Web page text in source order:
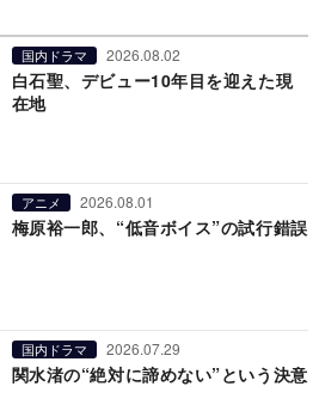
国内ドラマ 2026.08.02
白石聖、デビュー10年目を迎えた現
在地
アニメ 2026.08.01
梅原裕一郎、“低音ボイス”の試行錯誤
国内ドラマ 2026.07.29
関水渚の“絶対に諦めない”という決意